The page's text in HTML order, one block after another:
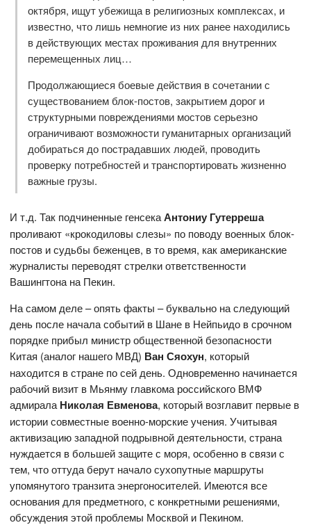
октября, ищут убежища в религиозных комплексах, и
известно, что лишь немногие из них ранее находились
в действующих местах проживания для внутренних
перемещенных лиц…
Продолжающиеся боевые действия в сочетании с
существованием блок-постов, закрытием дорог и
структурными повреждениями мостов серьезно
ограничивают возможности гуманитарных организаций
добираться до пострадавших людей, проводить
проверку потребностей и транспортировать жизненно
важные грузы.
И т.д. Так подчиненные генсекаАнтониу Гутерреша
проливают «крокодиловы слезы» по поводу военных блок-
постов и судьбы беженцев, в то время, как американские
журналисты переводят стрелки ответственности
Вашингтона на Пекин.
На самом деле – опять факты – буквально на следующий
день после начала событий в Шане в Нейпьидо в срочном
порядке прибыл министр общественной безопасности
Китая (аналог нашего МВД) Ван Сяохун, который
находится в стране по сей день. Одновременно начинается
рабочий визит в Мьянму главкома российского ВМФ
адмирала Николая Евменова, который возглавит первые в
истории совместные военно-морские учения. Учитывая
активизацию западной подрывной деятельности, страна
нуждается в большей защите с моря, особенно в связи с
тем, что оттуда берут начало сухопутные маршруты
упомянутого транзита энергоносителей. Имеются все
основания для предметного, с конкретными решениями,
обсуждения этой проблемы Москвой и Пекином.